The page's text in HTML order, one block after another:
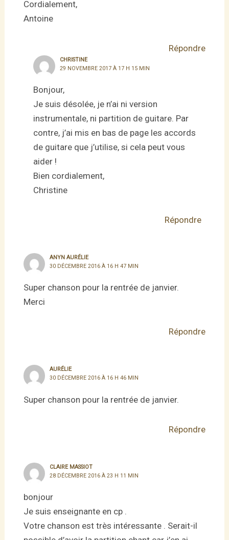
Cordialement,
Antoine
Répondre
CHRISTINE
29 NOVEMBRE 2017 À 17 H 15 MIN
Bonjour,
Je suis désolée, je n’ai ni version
instrumentale, ni partition de guitare. Par
contre, j’ai mis en bas de page les accords
de guitare que j’utilise, si cela peut vous
aider !
Bien cordialement,
Christine
Répondre
ANYN AURÉLIE
30 DÉCEMBRE 2016 À 16 H 47 MIN
Super chanson pour la rentrée de janvier.
Merci
Répondre
AURÉLIE
30 DÉCEMBRE 2016 À 16 H 46 MIN
Super chanson pour la rentrée de janvier.
Répondre
CLAIRE MASSIOT
28 DÉCEMBRE 2016 À 23 H 11 MIN
bonjour
Je suis enseignante en cp .
Votre chanson est très intéressante . Serait-il